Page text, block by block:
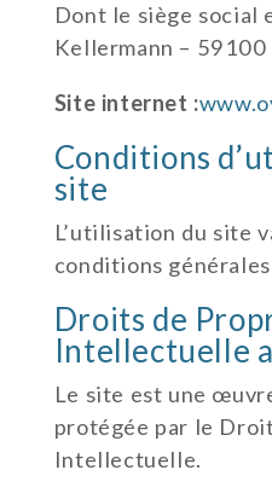
Dont le siège social
Kellermann – 59100
Site internet :
Conditions
site
L’utilisation du site
conditions
Droits de
Intellectuelle
Le site est une
protégée par le
Intellectuelle.